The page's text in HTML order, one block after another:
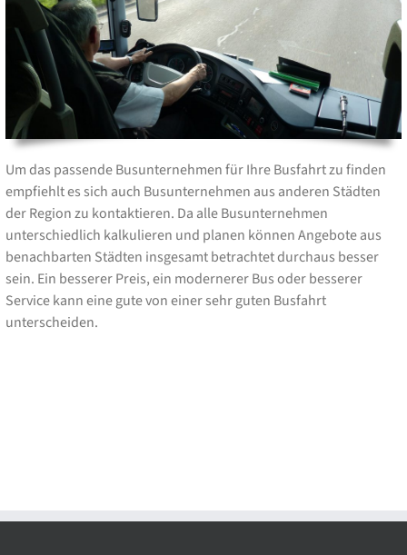
Um das passende Busunternehmen für Ihre Busfahrt zu finden
empfiehlt es sich auch Busunternehmen aus anderen Städten
der Region zu kontaktieren. Da alle Busunternehmen
unterschiedlich kalkulieren und planen können Angebote aus
benachbarten Städten insgesamt betrachtet durchaus besser
sein. Ein besserer Preis, ein modernerer Bus oder besserer
Service kann eine gute von einer sehr guten Busfahrt
unterscheiden.